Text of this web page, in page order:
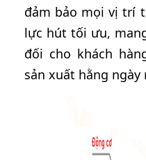
đảm bảo mọi vị trí
lực hút tối ưu,
đối cho khách
sản xuất hằng ngày